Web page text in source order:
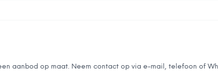
aanbod op maat. Neem contact op via e-mail, telefoon of